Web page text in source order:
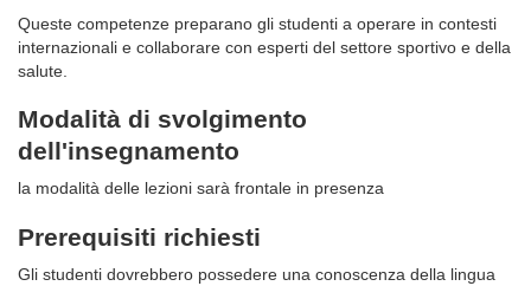
Queste competenze preparano gli studenti a operare in contesti
internazionali e collaborare con esperti del settore sportivo e della
salute.
Modalità di svolgimento
dell'insegnamento
la modalità delle lezioni sarà frontale in presenza
Prerequisiti richiesti
Gli studenti dovrebbero possedere una conoscenza della lingua